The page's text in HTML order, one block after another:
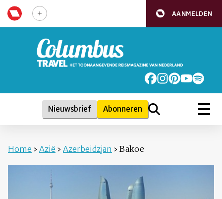
AANMELDEN
Nieuwsbrief Abonneren
Home › Azië › Azerbeidzjan › Bakoe